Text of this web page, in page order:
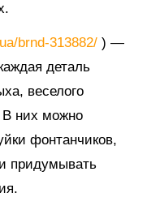
brnd-313882/ ) —
деталь
веселого
В них можно
фонтанчиков,
придумывать